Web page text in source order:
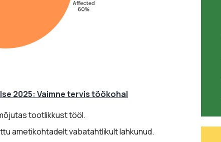
2025: Vaimne tervis töökohal
tootlikkust tööl.
ametikohtadelt vabatahtlikult lahkunud.